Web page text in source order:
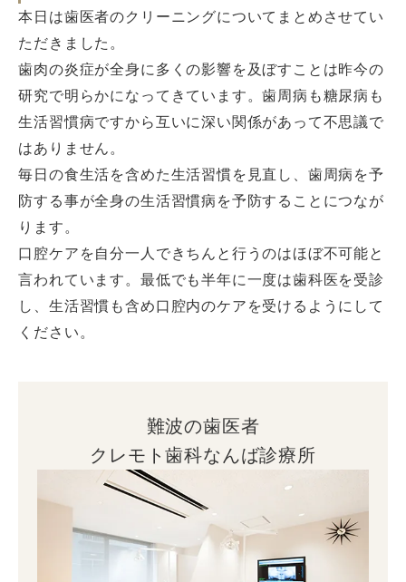
本日は歯医者のクリーニングについてまとめさせてい
ただきました。
歯肉の炎症が全身に多くの影響を及ぼすことは昨今の
研究で明らかになってきています。歯周病も糖尿病も
生活習慣病ですから互いに深い関係があって不思議で
はありません。
毎日の食生活を含めた生活習慣を見直し、歯周病を予
防する事が全身の生活習慣病を予防することにつなが
ります。
口腔ケアを自分一人できちんと行うのはほぼ不可能と
言われています。最低でも半年に一度は歯科医を受診
し、生活習慣も含め口腔内のケアを受けるようにして
ください。
難波の歯医者
クレモト歯科なんば診療所